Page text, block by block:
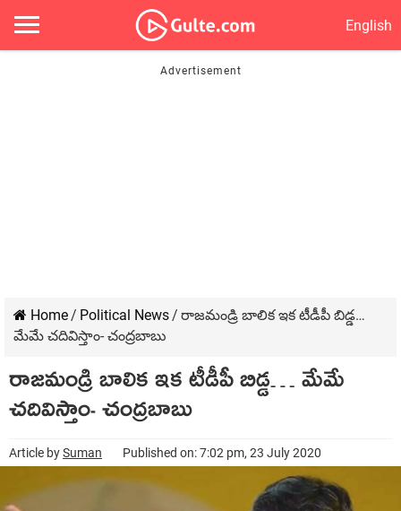
English
Home/ Political News/ రాజమండ్రి బాలిక ఇక టీడీపీ బిడ్డ…
మేమే చదివిస్తాం- చంద్రబాబు
రాజమండ్రి బాలిక ఇక టీడీపీ బిడ్డ… మేమే
చదివిస్తాం- చంద్రబాబు
Article bySuman Published on: 7:02 pm, 23 July 2020